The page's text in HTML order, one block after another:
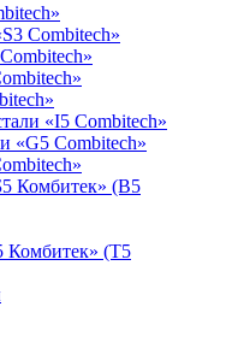
Combitech»
«I5 Combitech»
«G5 Combitech»
Комбитек» (B5
Комбитек» (T5